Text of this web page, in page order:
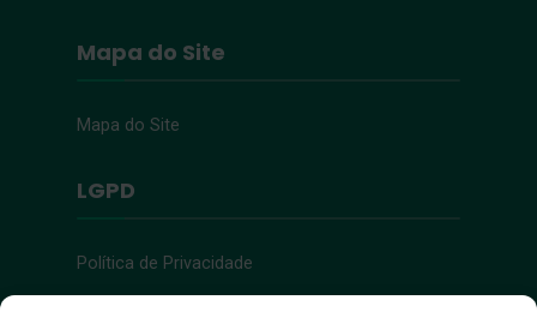
Mapa do Site
Mapa do Site
LGPD
Política de Privacidade